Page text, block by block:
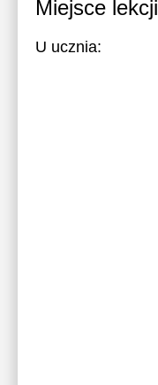
Miejsce lekcji
U ucznia: